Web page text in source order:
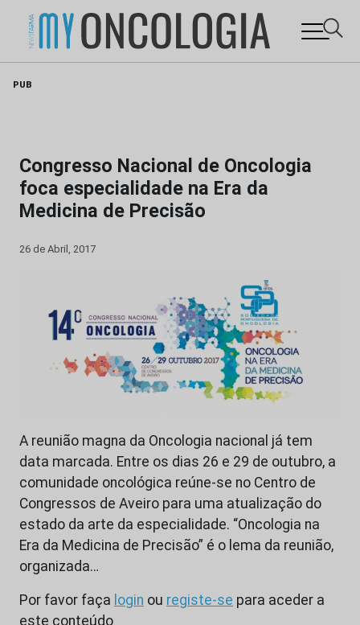
PUB
Congresso Nacional de Oncologia
foca especialidade na Era da
Medicina de Precisão
26 de Abril, 2017
A reunião magna da Oncologia nacional já tem
data marcada. Entre os dias 26 e 29 de outubro, a
comunidade oncológica reúne-se no Centro de
Congressos de Aveiro para uma atualização do
estado da arte da especialidade. “Oncologia na
Era da Medicina de Precisão” é o lema da reunião,
organizada…
Por favor faça login ou registe-se para aceder a
este conteúdo